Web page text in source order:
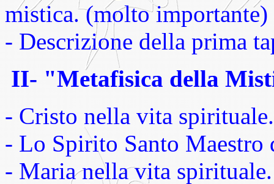
mistica. (molto importante)
- Descrizione della prima
II- "Metafisica della
- Cristo nella vita
- Lo Spirito Santo Maestro
- Maria nella vita spirituale.